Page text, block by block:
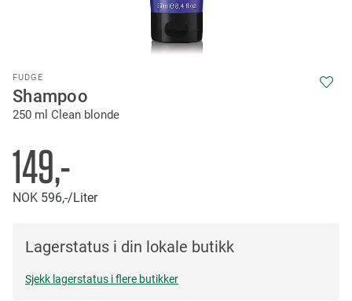
FUDGE
Shampoo
250 ml Clean blonde
149,-
NOK 596,-/Liter
Lagerstatus i din lokale butikk
Sjekk lagerstatus i flere butikker
to
the
beginning
the
images
gallery